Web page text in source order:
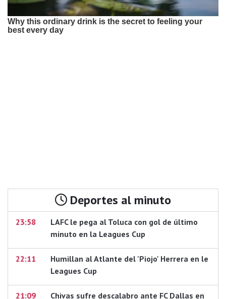
Deportes al minuto
23:58
LAFC le pega al Toluca con gol de último
minuto en la Leagues Cup
22:11
Humillan al Atlante del 'Piojo' Herrera en le
Leagues Cup
21:09 Chivas sufre descalabro ante FC Dallas en